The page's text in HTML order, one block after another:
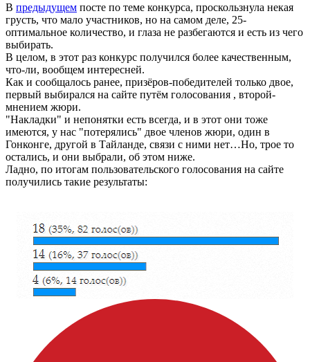
В предыдущем посте по теме конкурса, проскользнула некая
грусть, что мало участников, но на самом деле, 25-
оптимальное количество, и глаза не разбегаются и есть из чего
выбирать.
В целом, в этот раз конкурс получился более качественным,
что-ли, вообщем интересней.
Как и сообщалось ранее, призёров-победителей только двое,
первый выбирался на сайте путём голосования , второй-
мнением жюри.
"Накладки" и непонятки есть всегда, и в этот они тоже
имеются, у нас "потерялись" двое членов жюри, один в
Гонконге, другой в Тайланде, связи с ними нет…Но, трое то
остались, и они выбрали, об этом ниже.
Ладно, по итогам пользовательского голосования на сайте
получились такие результаты: